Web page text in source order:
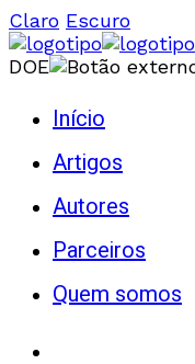
Claro Escuro
DOE
Início
Artigos
Autores
Parceiros
Quem somos